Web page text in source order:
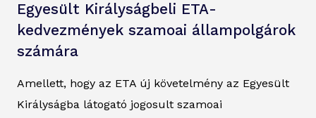
Egyesült Királyságbeli ETA-
kedvezmények szamoai állampolgárok
számára
Amellett, hogy az ETA új követelmény az Egyesült
Királyságba látogató jogosult szamoai